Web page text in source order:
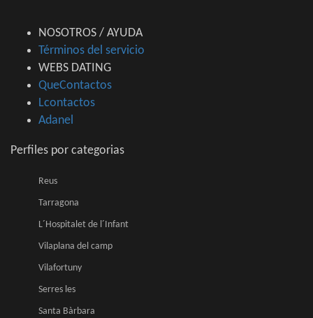
NOSOTROS / AYUDA
Términos del servicio
WEBS DATING
QueContactos
Lcontactos
Adanel
Perfiles por categorias
Reus
Tarragona
L´Hospitalet de l´Infant
Vilaplana del camp
Vilafortuny
Serres les
Santa Bàrbara